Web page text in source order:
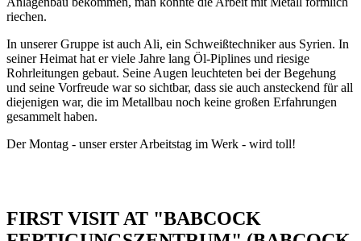
riechen.
In unserer Gruppe ist auch Ali, ein Schweißtechniker aus Syrien. In
seiner Heimat hat er viele Jahre lang Öl-Piplines und riesige
Rohrleitungen gebaut. Seine Augen leuchteten bei der Begehung
und seine Vorfreude war so sichtbar, dass sie auch ansteckend für all
diejenigen war, die im Metallbau noch keine großen Erfahrungen
gesammelt haben.
Der Montag - unser erster Arbeitstag im Werk - wird toll!
FIRST VISIT AT "BABCOCK